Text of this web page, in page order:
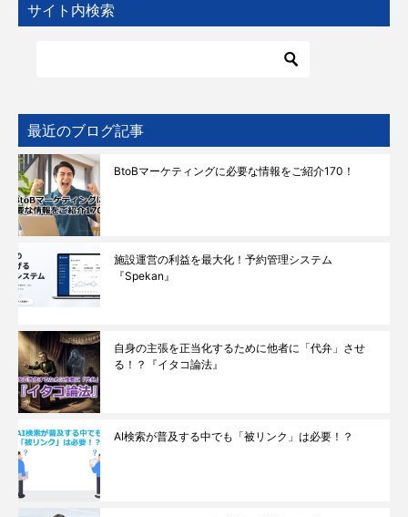
サイト内検索
最近のブログ記事
BtoBマーケティングに必要な情報をご紹介170！
施設運営の利益を最大化！予約管理システム
『Spekan』
自身の主張を正当化するために他者に「代弁」させ
る！？『イタコ論法』
AI検索が普及する中でも「被リンク」は必要！？